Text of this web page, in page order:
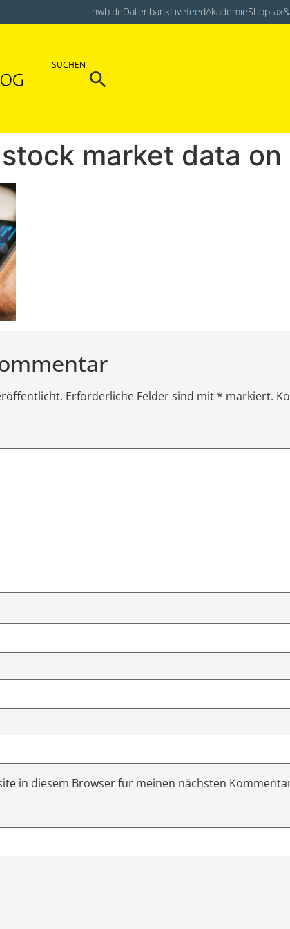
nwb.deDatenbankLivefeedAkademieShop
SUCHEN
Search
market data
Erforderliche Felder sind mit * markiert.
in diesem Browser für meinen nächsten